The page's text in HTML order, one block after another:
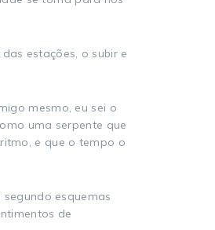
estações, o subir e
mesmo, eu sei o
uma serpente que
e que o tempo o
esquemas
de